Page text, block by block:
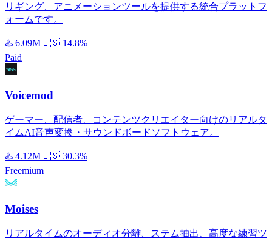
リギング、アニメーションツールを提供する統合プラットフ
ォームです。
♨️ 6.09M🇺🇸 14.8%
Paid
Voicemod
ゲーマー、配信者、コンテンツクリエイター向けのリアルタ
イムAI音声変換・サウンドボードソフトウェア。
♨️ 4.12M🇺🇸 30.3%
Freemium
Moises
リアルタイムのオーディオ分離、ステム抽出、高度な練習ツ